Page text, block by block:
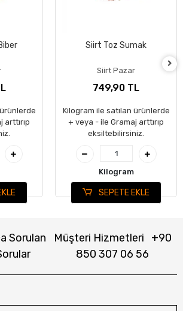
arttırıp
Siirt Toz Sumak
Siirt Pazar
749,90 TL
Kilogram ile satılan ürünlerde
+ veya - ile Gramaj arttırıp
eksiltebilirsiniz.
Kilogram
SEPETE EKLE
Sorulan
Müşteri Hizmetleri
+90
850 307 06 56